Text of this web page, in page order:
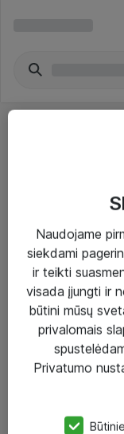
Paslaugos
Sprendimai
Įgyvendinti projektai
Atea ekspertų
eShop@atea.lt
Naudojame
siekdami
ir teikti
visada įjungti ir
būtini mūsų
privalomais
Privatumo